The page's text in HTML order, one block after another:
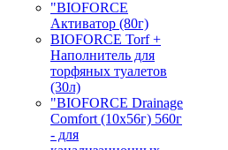
"BIOFORCE
Активатор (80г)
BIOFORCE Torf +
Наполнитель для
торфяных туалетов
(30л)
"BIOFORCE Drainage
Comfort (10x56г) 560г
- для